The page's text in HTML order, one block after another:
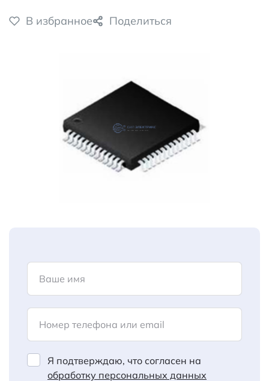
В избранное Поделиться
Ваше имя
Номер телефона или email
Я подтверждаю, что согласен на
обработку персональных данных